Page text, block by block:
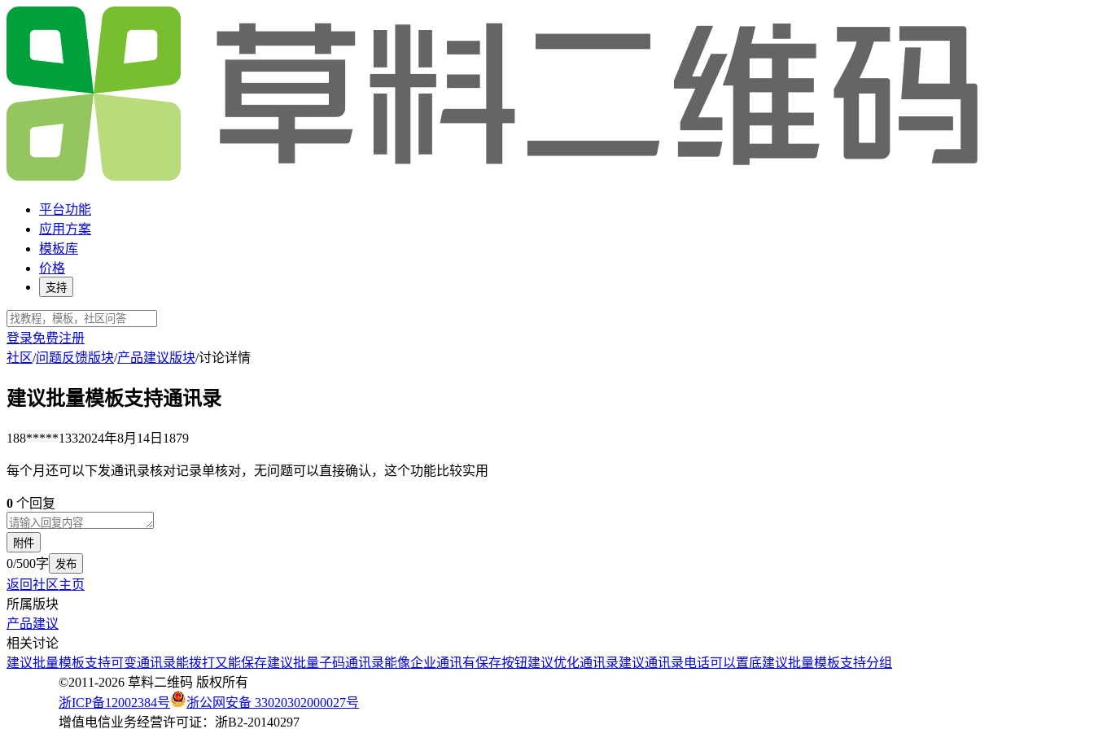
平台功能
应用方案
模板库
价格
支持
登录免费注册
社区/问题反馈版块/产品建议版块/讨论详情
建议批量模板支持通讯录
188*****1332024年8月14日 1879
每个月还可以下发通讯录核对记录单核对，无问题可以直接确认，这个功能比较实用
0 个回复
附件
0/500字 发布
返回社区主页
所属版块
产品建议
相关讨论
建议批量模板支持可变通讯录能拨打又能保存建议批量子码通讯录能像企业通讯有保存按钮建议优化通讯录建议通讯录电话可以置底建议批量模板支持分组
©2011-2026 草料二维码 版权所有
浙ICP备12002384号
浙公网安备 33020302000027号
增值电信业务经营许可证：浙B2-20140297